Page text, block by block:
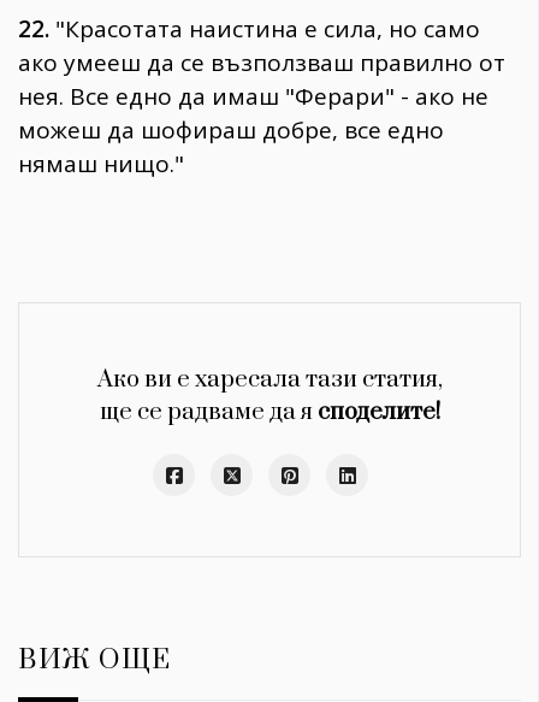
22. "Красотата наистина е сила, но само
ако умееш да се възползваш правилно от
нея. Все едно да имаш "Ферари" - ако не
можеш да шофираш добре, все едно
нямаш нищо."
Ако ви е харесала тази статия,
ще се радваме да я споделите!
ВИЖ ОЩЕ